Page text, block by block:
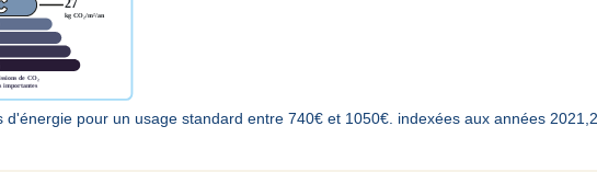
pour un usage standard entre 740€ et 1050€. indexées aux années